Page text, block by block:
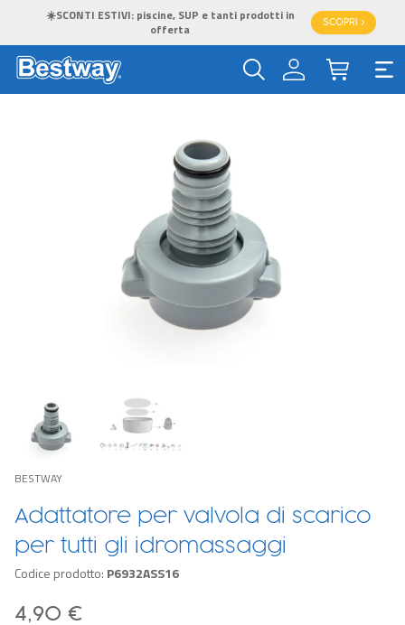
☀️SCONTI ESTIVI: piscine, SUP e tanti prodotti in
offerta
SCOPRI >
BESTWAY
Adattatore per valvola di scarico
per tutti gli idromassaggi
Codice prodotto: P6932ASS16
4,90 €